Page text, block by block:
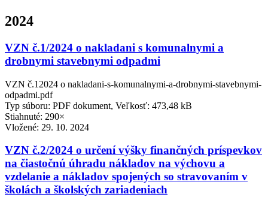
2024
VZN č.1/2024 o nakladani s komunalnymi a
drobnymi stavebnymi odpadmi
VZN č.12024 o nakladani-s-komunalnymi-a-drobnymi-stavebnymi-
odpadmi.pdf
Typ súboru: PDF dokument, Veľkosť: 473,48 kB
Stiahnuté: 290×
Vložené: 29. 10. 2024
VZN č.2/2024 o určení výšky finančných príspevkov
na čiastočnú úhradu nákladov na výchovu a
vzdelanie a nákladov spojených so stravovaním v
školách a školských zariadeniach